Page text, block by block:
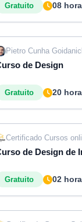
08
Gratuito
Pietro Cunha
de Design
20
Gratuito
Certificado Cursos
de Design de
02
Gratuito